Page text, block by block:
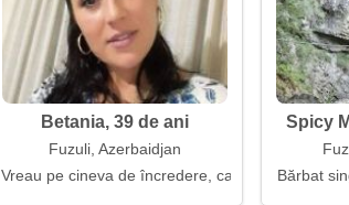
Betania, 39 de ani
Fuzuli, Azerbaidjan
Vreau pe cineva de încredere, care nu se teme
Spicy
Bărbat